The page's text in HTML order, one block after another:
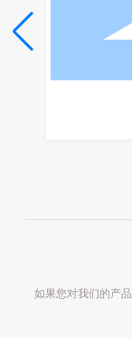
如果您对我们的产